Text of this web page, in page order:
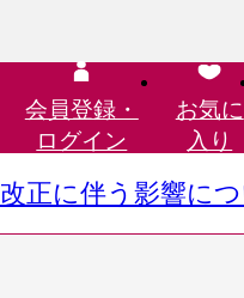
会員登録・
ログイン
お気に
入り
正に伴う影響に